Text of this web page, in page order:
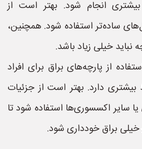
انجام شود. بهتر است از
ساده‌تر استفاده شود. همچنین،
نباید خیلی زیاد باشد.
از پارچه‌های براق برای افراد
دارد. بهتر است از جزئیات
سایر اکسسوری‌ها استفاده شود تا
براق خودداری شود.